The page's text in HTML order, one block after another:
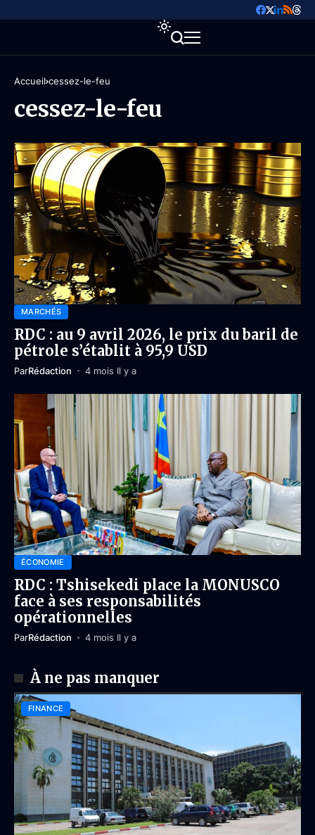
Accueil cessez-le-feu
cessez-le-feu
MARCHÉS
RDC : au 9 avril 2026, le prix du baril de
pétrole s’établit à 95,9 USD
ParRédaction 4 mois Il y a
ÉCONOMIE
RDC : Tshisekedi place la MONUSCO
face à ses responsabilités
opérationnelles
ParRédaction 4 mois Il y a
À ne pas manquer
FINANCE